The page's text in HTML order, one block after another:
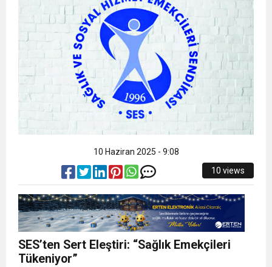
DUYURUSU
21:40 CEYLANDERE’DE BAŞKAN EMRAH
KARAÇAY’A SEVGİ SELİ
18:22 BAŞKAN SAMİ ÜSTÜN’DEN
GÖNÜLLERE DOKUNAN ZİYARET
10 Haziran 2025 - 9:08
10 views
SES’ten Sert Eleştiri: “Sağlık Emekçileri
Tükeniyor”